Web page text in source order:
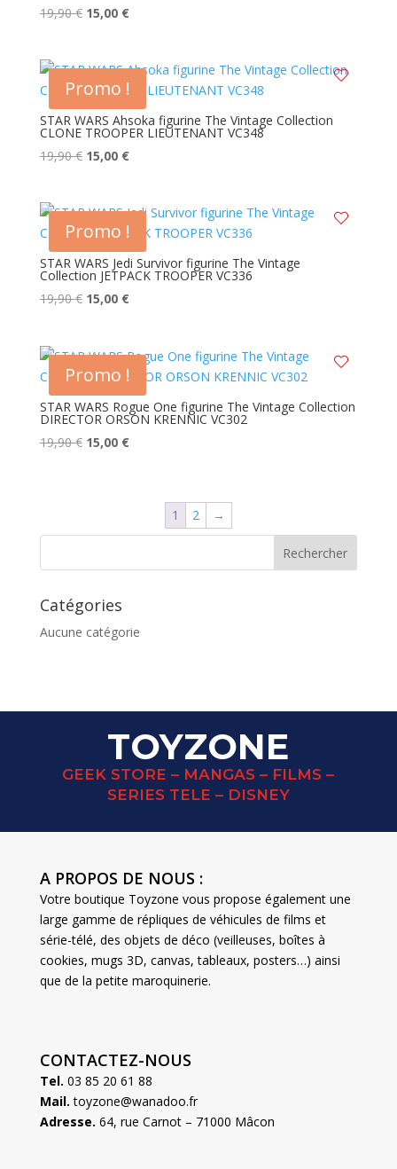
19,90€ Le
était :
19,90 €.
15,00 €Le
est :
15,00 €.
Promo !
STAR WARS Ahsoka figurine The Vintage Collection
CLONE TROOPER LIEUTENANT VC348
19,90€ Le
était :
19,90 €.
15,00 €Le
est :
15,00 €.
Promo !
STAR WARS Jedi Survivor figurine The Vintage
Collection JETPACK TROOPER VC336
19,90€ Le
était :
19,90 €.
15,00 €Le
est :
15,00 €.
Promo !
STAR WARS Rogue One figurine The Vintage Collection
DIRECTOR ORSON KRENNIC VC302
19,90€ Le
15,00 €Le
1 2 →
Catégories
Aucune catégorie
TOYZONE
GEEK STORE – MANGAS – FILMS –
SERIES TELE – DISNEY
A PROPOS DE NOUS :
Votre boutique Toyzone vous propose également une
large gamme de répliques de véhicules de films et
série-télé, des objets de déco (veilleuses, boîtes à
cookies, mugs 3D, canvas, tableaux, posters…) ainsi
que de la petite maroquinerie.
CONTACTEZ-NOUS
Tel. 03 85 20 61 88
Mail. toyzone@wanadoo.fr
Adresse. 64, rue Carnot – 71000 Mâcon